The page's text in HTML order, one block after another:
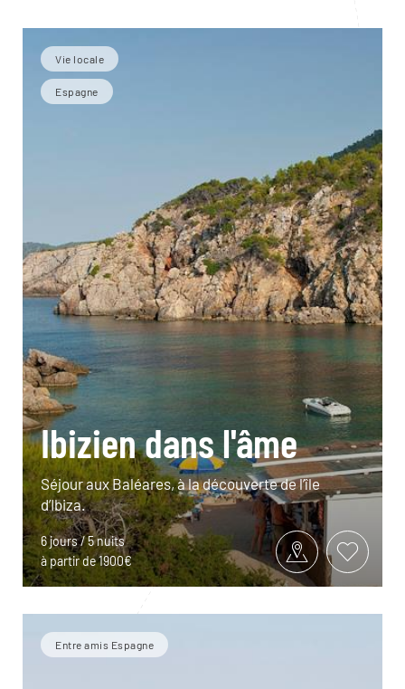
Vie locale
Espagne
Ibizien dans l'âme
Séjour aux Baléares, à la découverte de l’île
d’Ibiza.
6 jours / 5 nuits
à partir de 1900€
Entre amis Espagne